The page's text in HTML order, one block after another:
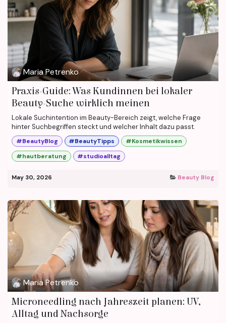
Maria Petrenko
Praxis-Guide: Was Kundinnen bei lokaler
Beauty-Suche wirklich meinen
Lokale Suchintention im Beauty-Bereich zeigt, welche Frage
hinter Suchbegriffen steckt und welcher Inhalt dazu passt.
#BeautyBlog #BeautyTipps
#Kosmetikwissen
#hautberatung
#studioalltag
May 30, 2026 Beauty Blog
Maria Petrenko
Microneedling nach Jahreszeit planen: UV,
Alltag und Nachsorge